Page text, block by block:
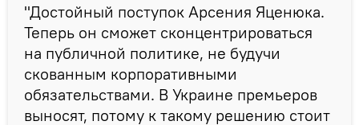
"Достойный поступок Арсения Яценюка.
Теперь он сможет сконцентрироваться
на публичной политике, не будучи
скованным корпоративными
обязательствами. В Украине премьеров
выносят, потому к такому решению стоит